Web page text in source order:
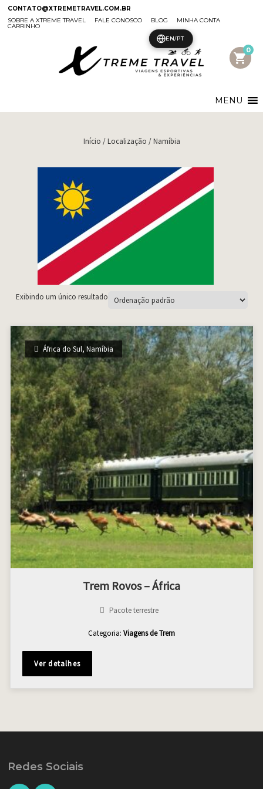
CONTATO@XTREMETRAVEL.COM.BR
SOBRE A XTREME TRAVEL
FALE CONOSCO BLOG MINHA CONTA
CARRINHO
shopping_cart
0
MENU
Início / Localização / Namíbia
Exibindo um único resultado
África do Sul, Namíbia
Trem Rovos – África
Pacote terrestre
Categoria: Viagens de Trem
Ver detalhes
Redes Sociais
EN/PT